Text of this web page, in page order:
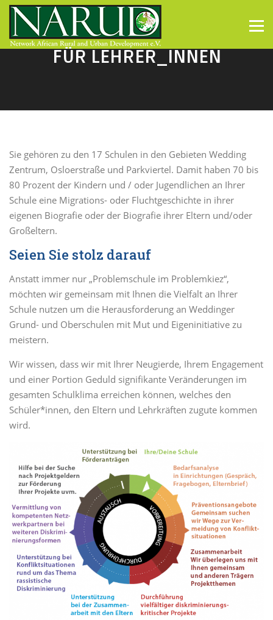
Direkt zum Inhalt
Menü
FÜR LEHRER_INNEN
Sie gehören zu den 17 Schulen in den Gebieten Wedding
Zentrum, Osloerstraße und Parkviertel. Damit haben 70 bis
80 Prozent der Kindern und / oder Jugendlichen an Ihrer
Schule eine Migrations- oder Fluchtgeschichte in ihrer
eigenen Biografie oder der Biografie ihrer Eltern und/oder
Großeltern.
Seien Sie stolz darauf
Anstatt immer nur „Problemschule im Problemkiez“,
möchten wir gemeinsam mit Ihnen die Vielfalt an Ihrer
Schule nutzen um die Herausforderung an Weddinger
Grund- und Oberschulen mit Mut und Eigeninitiative zu
meistern.
Wir wissen, dass wir mit Ihrer Neugierde, Ihrem Engagement
und einer Portion Geduld signifikante Veränderungen im
gesamten Schulklima erreichen können, welches den
Schüler*innen, den Eltern und Lehrkräften zugute kommen
wird.